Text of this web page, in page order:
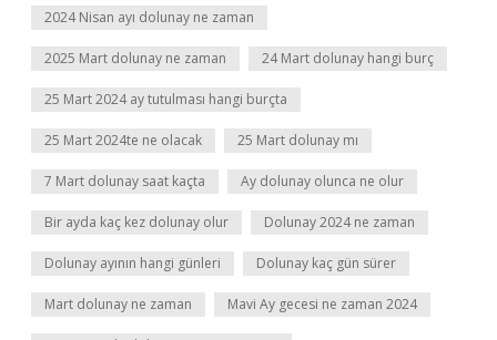
2024 Nisan ayı dolunay ne zaman
2025 Mart dolunay ne zaman 24 Mart dolunay hangi burç
25 Mart 2024 ay tutulması hangi burçta
25 Mart 2024te ne olacak 25 Mart dolunay mı
7 Mart dolunay saat kaçta Ay dolunay olunca ne olur
Bir ayda kaç kez dolunay olur Dolunay 2024 ne zaman
Dolunay ayının hangi günleri Dolunay kaç gün sürer
Mart dolunay ne zaman Mavi Ay gecesi ne zaman 2024